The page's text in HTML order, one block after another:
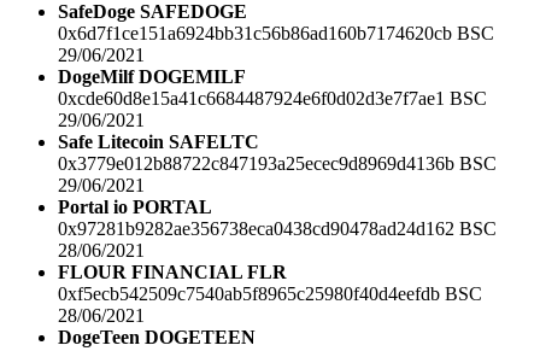
SafeDoge SAFEDOGE
0x6d7f1ce151a6924bb31c56b86ad160b7174620cb BSC
29/06/2021
DogeMilf DOGEMILF
0xcde60d8e15a41c6684487924e6f0d02d3e7f7ae1 BSC
29/06/2021
Safe Litecoin SAFELTC
0x3779e012b88722c847193a25ecec9d8969d4136b BSC
29/06/2021
Portal io PORTAL
0x97281b9282ae356738eca0438cd90478ad24d162 BSC
28/06/2021
FLOUR FINANCIAL FLR
0xf5ecb542509c7540ab5f8965c25980f40d4eefdb BSC
28/06/2021
DogeTeen DOGETEEN